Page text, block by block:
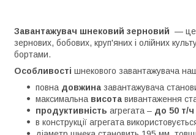
Завантажувач шнековий зерновий — це
зернових, бобових, круп'яних і олійних
бортами.
Особливості шнекового завантажувача
повна довжина завантажувача
максимальна висота вивантаження
продуктивність агрегата – до 50 т/ч
в конструкції агрегата